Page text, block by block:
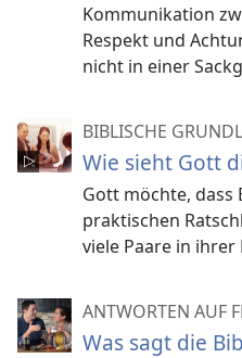
Kommunikation
Respekt und
nicht in einer
BIBLISCHE
Wie sieht Gott
Gott möchte, dass
praktischen
viele Paare in
ANTWORTEN AUF
Was sagt die